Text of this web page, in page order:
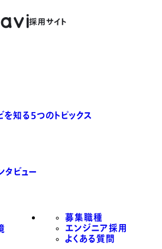
を知る5つのトピックス
タビュー
募集職種
エンジニア採用
よくある質問